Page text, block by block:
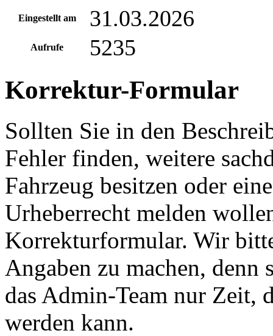
Eingestellt am 31.03.2026
Aufrufe 5235
Korrektur-Formular
Sollten Sie in den
Fehler finden, weitere
Fahrzeug besitzen oder
Urheberrecht melden
Korrekturformular. Wir
Angaben zu machen,
das Admin-Team nur Zeit,
werden kann.